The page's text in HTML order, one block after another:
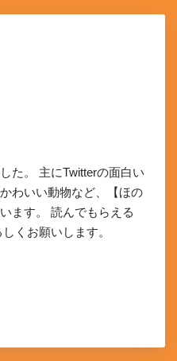
た。 主にTwitterの面白い
いい動物など、【ほの
ます。 読んでもらえる
くお願いします。